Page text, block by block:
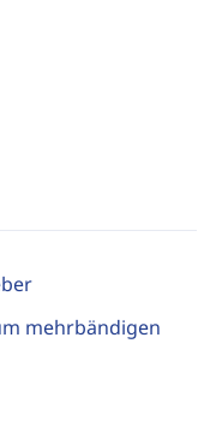
mehrbändigen